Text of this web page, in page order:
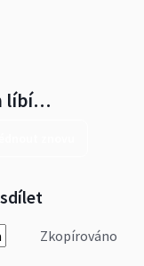
líbí…
Zkopírováno